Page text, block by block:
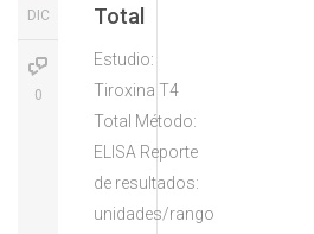
DIC
0
Total
Estudio:
Tiroxina T4
Total Método:
ELISA Reporte
de resultados:
unidades/rango